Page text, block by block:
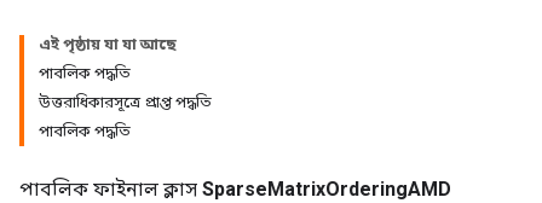
এই পৃষ্ঠায় যা যা আছে
পাবলিক পদ্ধতি
উত্তরাধিকারসূত্রে প্রাপ্ত পদ্ধতি
পাবলিক পদ্ধতি
পাবলিক ফাইনাল ক্লাস SparseMatrixOrderingAMD